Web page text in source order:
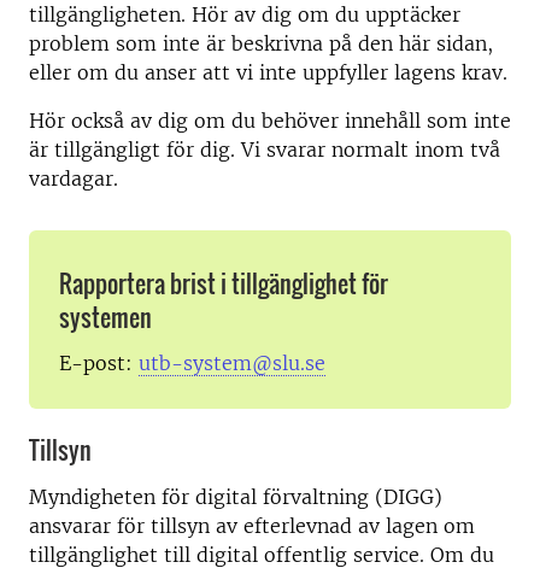
tillgängligheten. Hör av dig om du upptäcker
problem som inte är beskrivna på den här sidan,
eller om du anser att vi inte uppfyller lagens krav.
Hör också av dig om du behöver innehåll som inte
är tillgängligt för dig. Vi svarar normalt inom två
vardagar.
Rapportera brist i tillgänglighet för
systemen
E-post: utb-system@slu.se
Tillsyn
Myndigheten för digital förvaltning (DIGG)
ansvarar för tillsyn av efterlevnad av lagen om
tillgänglighet till digital offentlig service. Om du